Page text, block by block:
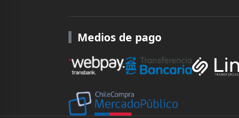
Medios de pago